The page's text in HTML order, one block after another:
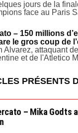
jours de la
face au Paris
– 150 millions
le gros coup de
Alvarez, attaquant
et de l'Atletico
PRÉSENTS
– Mika Godts